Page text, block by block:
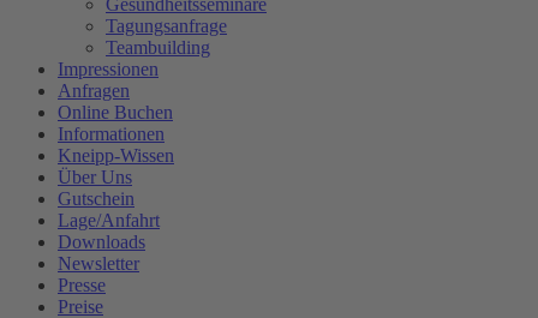
Gesundheitsseminare
Tagungsanfrage
Teambuilding
Impressionen
Anfragen
Online Buchen
Informationen
Kneipp-Wissen
Über Uns
Gutschein
Lage/Anfahrt
Downloads
Newsletter
Presse
Preise